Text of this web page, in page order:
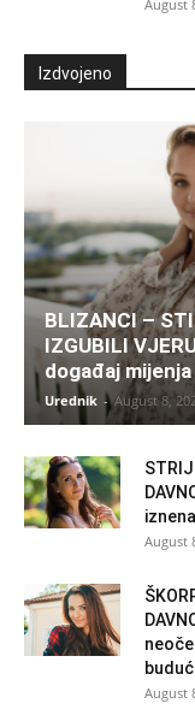
August
Izdvojeno
BLIZANCI –
IZGUBILI
događaj
Urednik - August 8,
August
August